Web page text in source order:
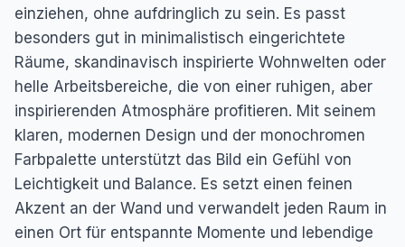
einziehen, ohne aufdringlich zu sein. Es passt
besonders gut in minimalistisch eingerichtete
Räume, skandinavisch inspirierte Wohnwelten oder
helle Arbeitsbereiche, die von einer ruhigen, aber
inspirierenden Atmosphäre profitieren. Mit seinem
klaren, modernen Design und der monochromen
Farbpalette unterstützt das Bild ein Gefühl von
Leichtigkeit und Balance. Es setzt einen feinen
Akzent an der Wand und verwandelt jeden Raum in
einen Ort für entspannte Momente und lebendige